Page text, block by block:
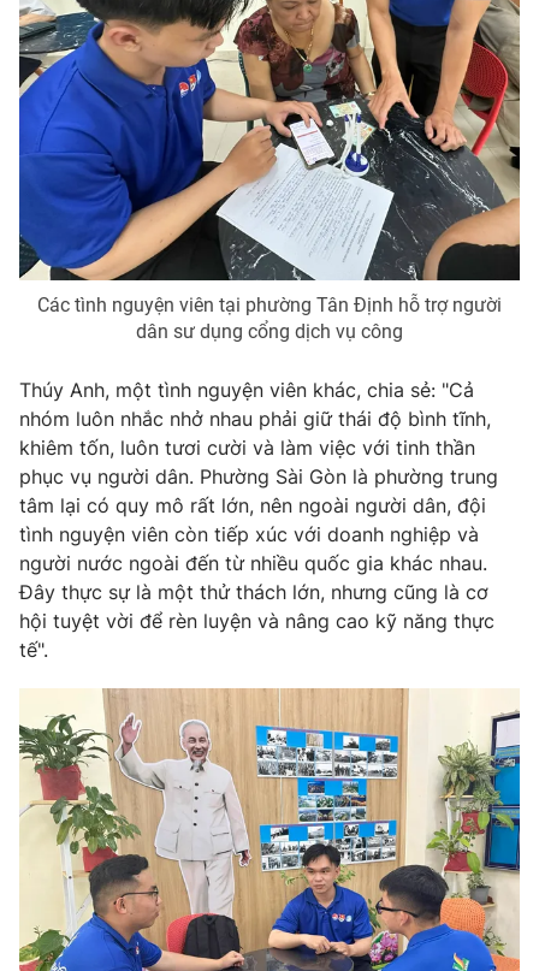
Các tình nguyện viên tại phường Tân Định hỗ trợ người
dân sư dụng cổng dịch vụ công
Thúy Anh, một tình nguyện viên khác, chia sẻ: "Cả
nhóm luôn nhắc nhở nhau phải giữ thái độ bình tĩnh,
khiêm tốn, luôn tươi cười và làm việc với tinh thần
phục vụ người dân. Phường Sài Gòn là phường trung
tâm lại có quy mô rất lớn, nên ngoài người dân, đội
tình nguyện viên còn tiếp xúc với doanh nghiệp và
người nước ngoài đến từ nhiều quốc gia khác nhau.
Đây thực sự là một thử thách lớn, nhưng cũng là cơ
hội tuyệt vời để rèn luyện và nâng cao kỹ năng thực
tế".